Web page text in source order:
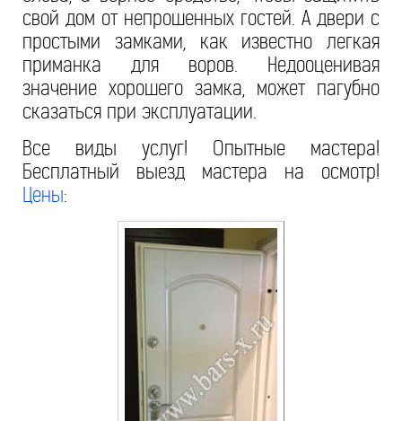
свой дом от непрошенных гостей. А двери с
простыми замками, как известно легкая
приманка для воров. Недооценивая
значение хорошего замка, может пагубно
сказаться при эксплуатации.
Все виды услуг! Опытные мастера!
Бесплатный выезд мастера на осмотр!
Цены: